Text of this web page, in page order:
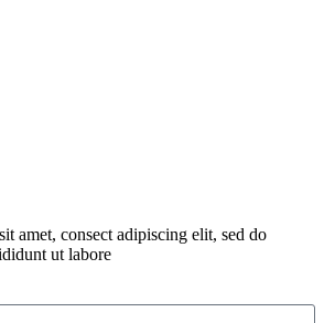
amet, consect adipiscing elit, sed do
ut labore